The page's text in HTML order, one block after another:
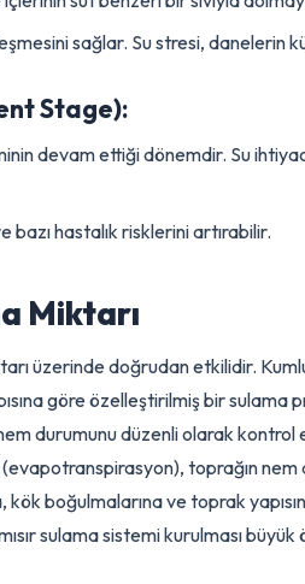
zayıf olur ve dane sayısı
ve içlerinin süt benzeri bir sıvıyla
irileşmesini sağlar. Su stresi,
(Dent Stage):
devam ettiği dönemdir.
ve bazı hastalık risklerini
Miktarı
miktarı üzerinde doğrudan
yapısına göre özelleştirilmiş bir